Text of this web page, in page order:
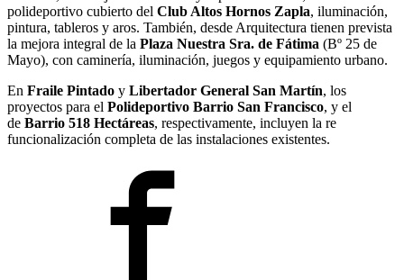
polideportivo cubierto del Club Altos Hornos Zapla, iluminación,
pintura, tableros y aros. También, desde Arquitectura tienen prevista
la mejora integral de la Plaza Nuestra Sra. de Fátima (Bº 25 de
Mayo), con caminería, iluminación, juegos y equipamiento urbano.
En Fraile Pintado y Libertador General San Martín, los
proyectos para el Polideportivo Barrio San Francisco, y el
de Barrio 518 Hectáreas, respectivamente, incluyen la re
funcionalización completa de las instalaciones existentes.